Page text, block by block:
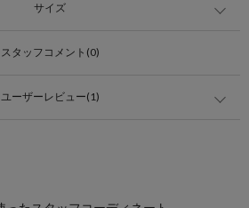
サイズ
スタッフコメント(0)
ユーザーレビュー(1)